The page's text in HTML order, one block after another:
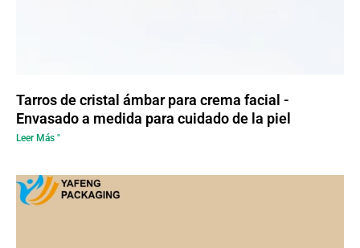
Tarros de cristal ámbar para crema facial -
Envasado a medida para cuidado de la piel
Leer Más "